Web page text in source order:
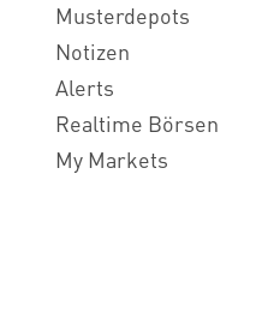
Musterdepots
Notizen
Alerts
Realtime Börsen
My Markets